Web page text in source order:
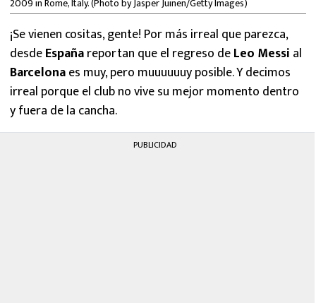
¡Se vienen cositas, gente! Por más irreal que parezca,
desdeEspañareportan que el regreso deLeo Messi al
Barcelonaes muy, pero muuuuuuy posible. Y decimos
irreal porque el club no vive su mejor momento dentro
y fuera de la cancha.
PUBLICIDAD